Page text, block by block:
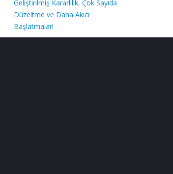
Geliştirilmiş Kararlılık, Çok Sayıda
Düzeltme ve Daha Akıcı
Başlatmalar!